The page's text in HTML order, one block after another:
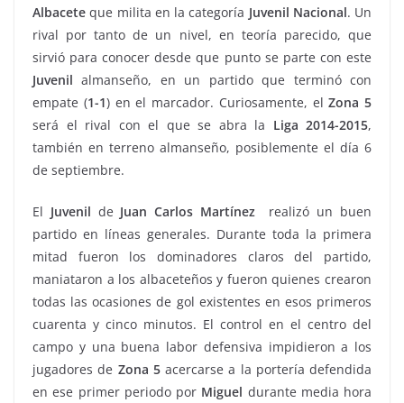
Albacete que milita en la categoría Juvenil Nacional. Un
rival por tanto de un nivel, en teoría parecido, que
sirvió para conocer desde que punto se parte con este
Juvenil almanseño, en un partido que terminó con
empate (1-1) en el marcador. Curiosamente, elZona 5
será el rival con el que se abra la Liga 2014-2015,
también en terreno almanseño, posiblemente el día 6
de septiembre.
El Juvenil de Juan Carlos Martínezrealizó un buen
partido en líneas generales. Durante toda la primera
mitad fueron los dominadores claros del partido,
maniataron a los albaceteños y fueron quienes crearon
todas las ocasiones de gol existentes en esos primeros
cuarenta y cinco minutos. El control en el centro del
campo y una buena labor defensiva impidieron a los
jugadores de Zona 5acercarse a la portería defendida
en ese primer periodo por Miguel durante media hora